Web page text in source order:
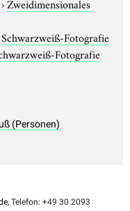
Zweidimensionales
Schwarzweiß-Fotografie
Fotografie
(Personen)
, Telefon: +49 30 2093